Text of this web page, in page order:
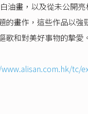
油畫，以及從未公開
的畫作，這些作品以強
歌和對美好事物的摯愛
tc/